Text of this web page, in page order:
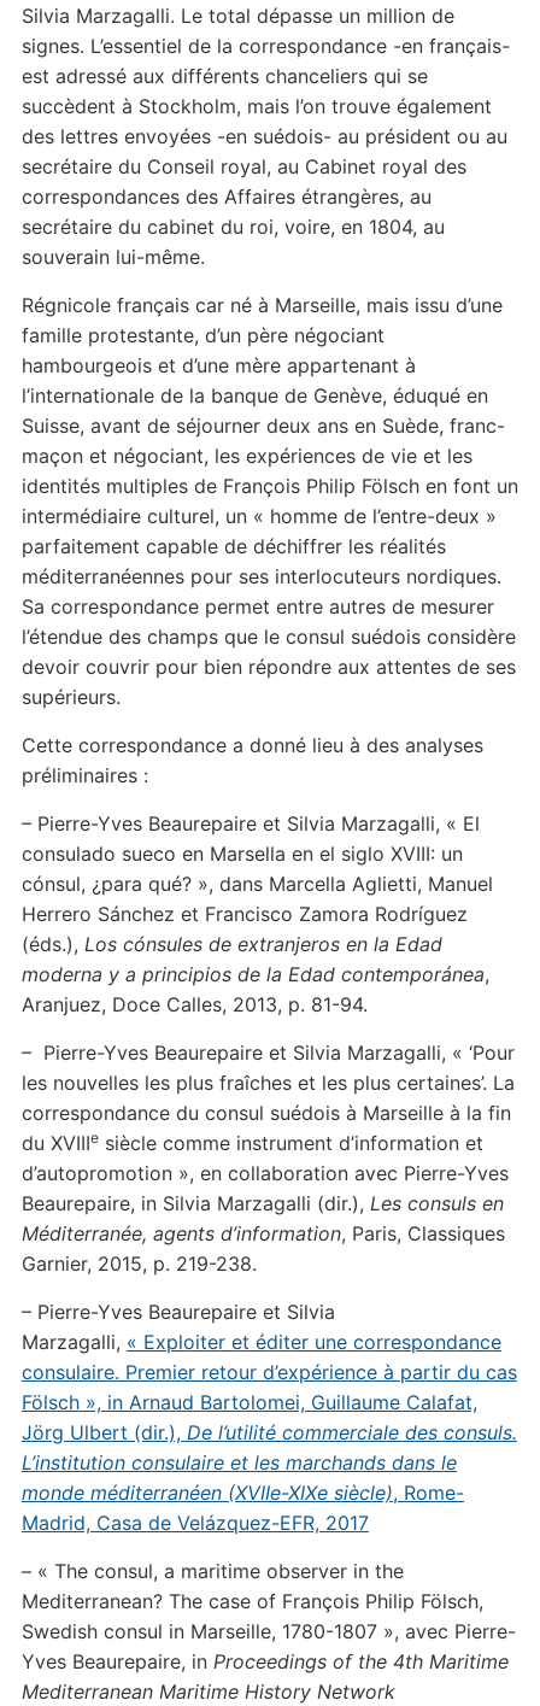
Silvia Marzagalli. Le total dépasse un million de
signes. L’essentiel de la correspondance -en français-
est adressé aux différents chanceliers qui se
succèdent à Stockholm, mais l’on trouve également
des lettres envoyées -en suédois- au président ou au
secrétaire du Conseil royal, au Cabinet royal des
correspondances des Affaires étrangères, au
secrétaire du cabinet du roi, voire, en 1804, au
souverain lui-même.
Régnicole français car né à Marseille, mais issu d’une
famille protestante, d’un père négociant
hambourgeois et d’une mère appartenant à
l’internationale de la banque de Genève, éduqué en
Suisse, avant de séjourner deux ans en Suède, franc-
maçon et négociant, les expériences de vie et les
identités multiples de François Philip Fölsch en font un
intermédiaire culturel, un « homme de l’entre-deux »
parfaitement capable de déchiffrer les réalités
méditerranéennes pour ses interlocuteurs nordiques.
Sa correspondance permet entre autres de mesurer
l’étendue des champs que le consul suédois considère
devoir couvrir pour bien répondre aux attentes de ses
supérieurs.
Cette correspondance a donné lieu à des analyses
préliminaires :
– Pierre-Yves Beaurepaire et Silvia Marzagalli, « El
consulado sueco en Marsella en el siglo XVIII: un
cónsul, ¿para qué? », dans Marcella Aglietti, Manuel
Herrero Sánchez et Francisco Zamora Rodríguez
(éds.), Los cónsules de extranjeros en la Edad
moderna y a principios de la Edad contemporánea,
Aranjuez, Doce Calles, 2013, p. 81-94.
– Pierre-Yves Beaurepaire et Silvia Marzagalli, « ‘Pour
les nouvelles les plus fraîches et les plus certaines’. La
correspondance du consul suédois à Marseille à la fin
du XVIIIesiècle comme instrument d’information et
d’autopromotion », en collaboration avec Pierre-Yves
Beaurepaire, in Silvia Marzagalli (dir.), Les consuls en
Méditerranée, agents d’information, Paris, Classiques
Garnier, 2015, p. 219-238.
– Pierre-Yves Beaurepaire et Silvia
Marzagalli, « Exploiter et éditer une correspondance
consulaire. Premier retour d’expérience à partir du cas
Fölsch », in Arnaud Bartolomei, Guillaume Calafat,
Jörg Ulbert (dir.), De l’utilité commerciale des consuls.
L’institution consulaire et les marchands dans le
monde méditerranéen (XVIIe-XIXe siècle), Rome-
Madrid, Casa de Velázquez-EFR, 2017
– « The consul, a maritime observer in the
Mediterranean? The case of François Philip Fölsch,
Swedish consul in Marseille, 1780-1807 », avec Pierre-
Yves Beaurepaire, in Proceedings of the 4th Maritime
Mediterranean Maritime History Network